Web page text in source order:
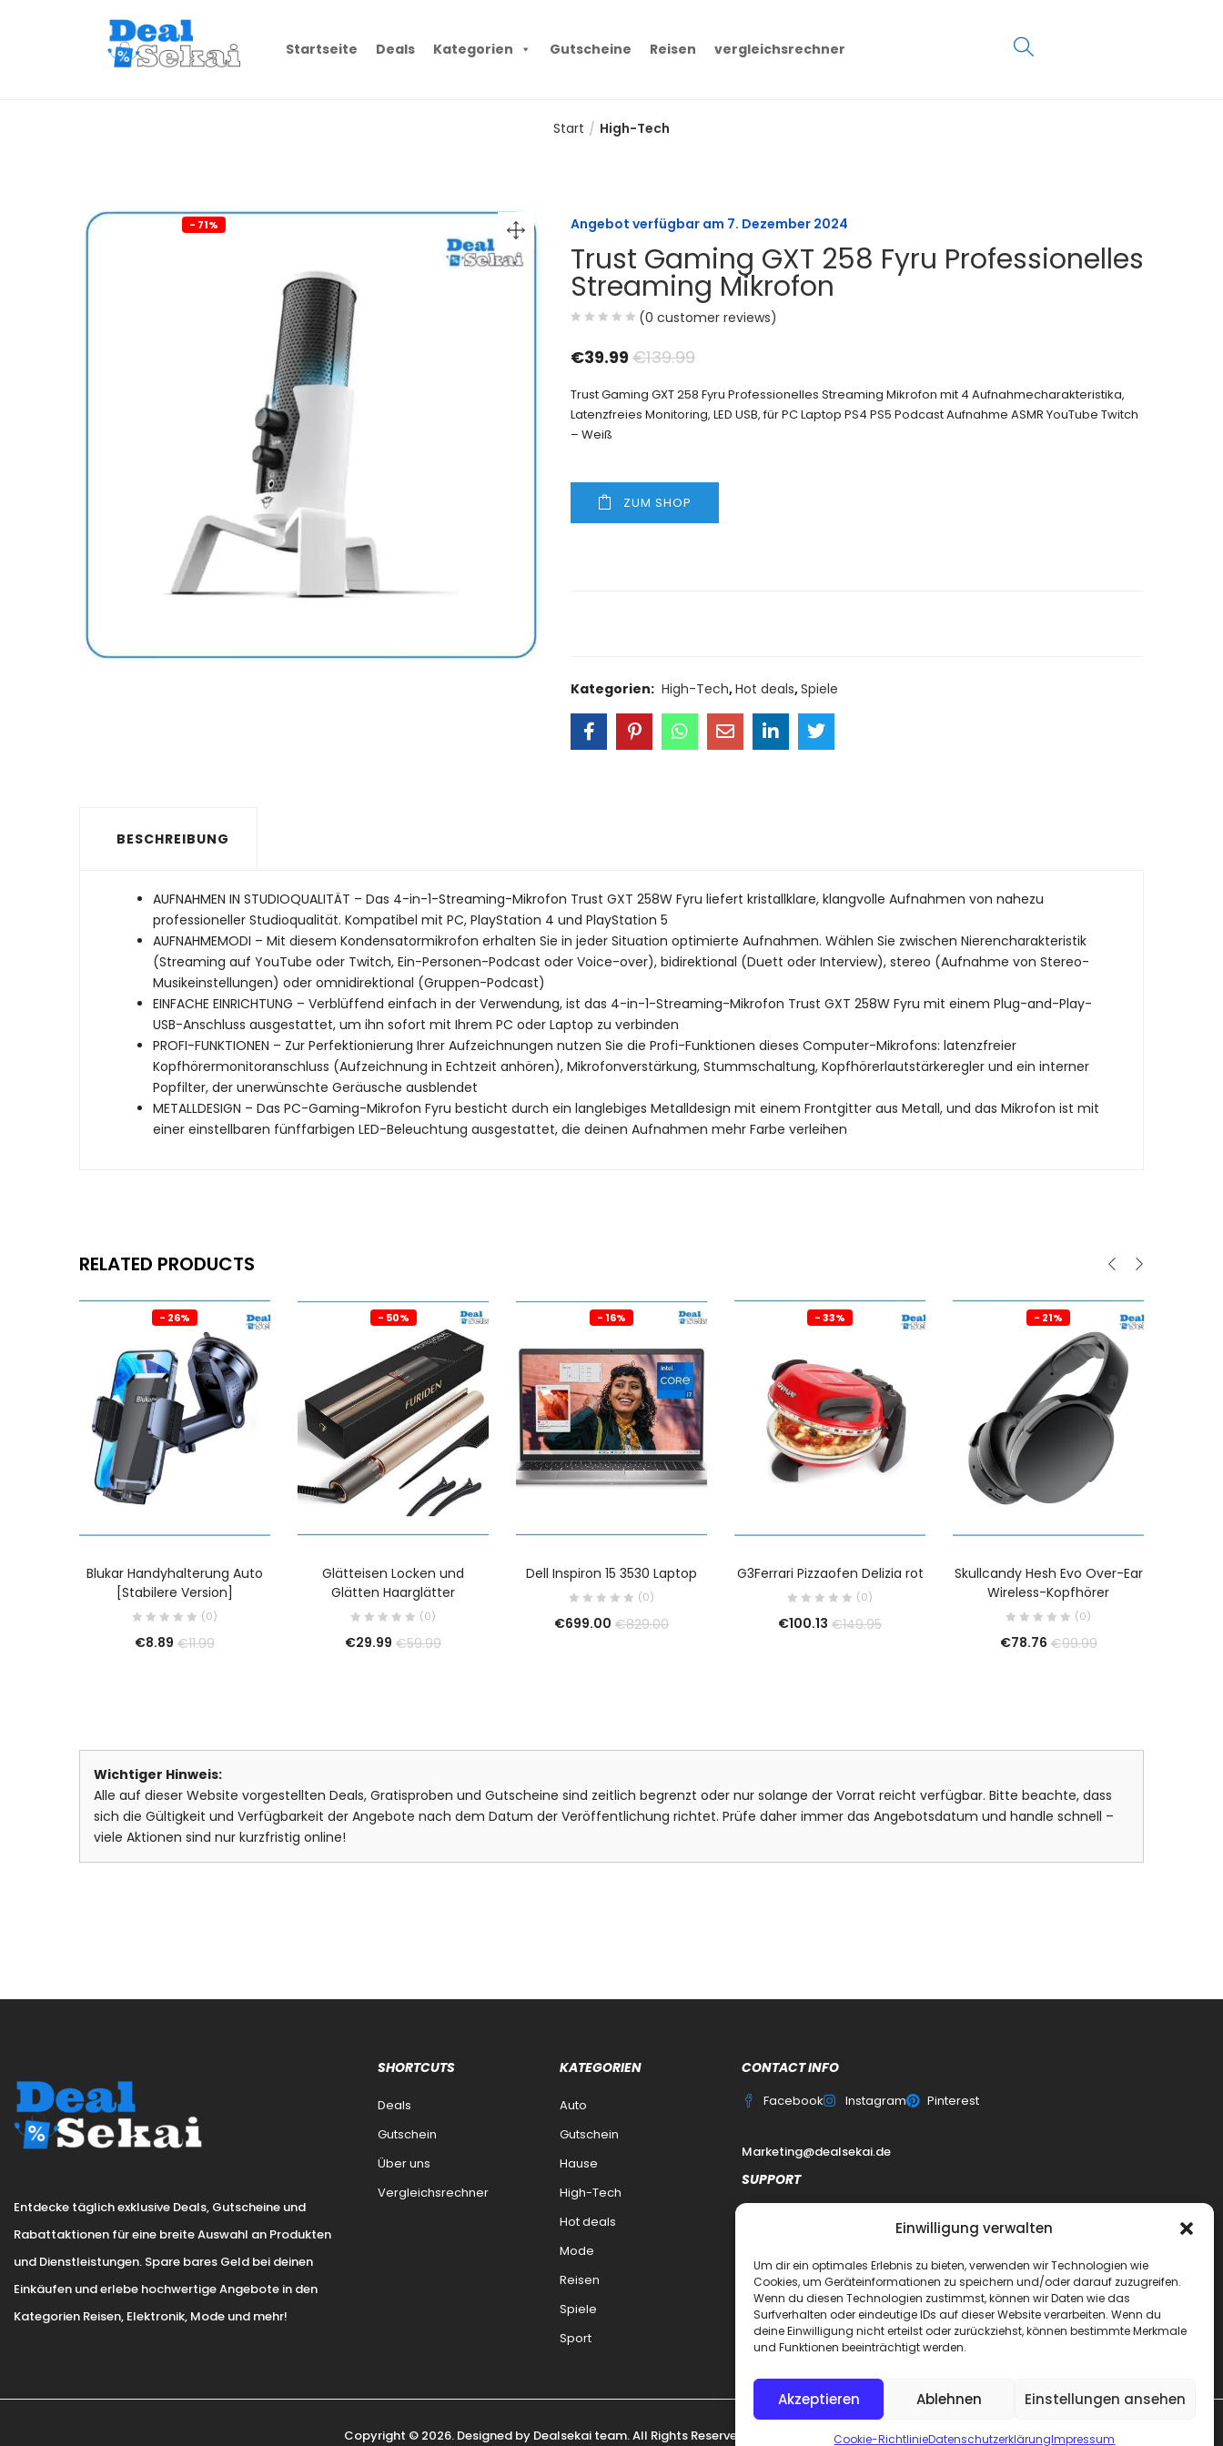
Einwilligung verwalten
Um dir ein optimales Erlebnis zu bieten, verwenden wir Technologien wie
Cookies, um Geräteinformationen zu speichern und/oder darauf zuzugreifen.
Wenn du diesen Technologien zustimmst, können wir Daten wie das
Surfverhalten oder eindeutige IDs auf dieser Website verarbeiten. Wenn du
deine Einwilligung nicht erteilst oder zurückziehst, können bestimmte Merkmale
und Funktionen beeinträchtigt werden.
Akzeptieren Ablehnen Einstellungen ansehen
Cookie-RichtlinieDatenschutzerklärungImpressum
Startseite Deals Kategorien Gutscheine Reisen vergleichsrechner
Start High-Tech
- 71% Angebot verfügbar am 7. Dezember 2024
Trust Gaming GXT 258 Fyru Professionelles
Streaming Mikrofon
(0 customer reviews)
€39.99€139.99
Trust Gaming GXT 258 Fyru Professionelles Streaming Mikrofon mit 4 Aufnahmecharakteristika,
Latenzfreies Monitoring, LED USB, für PC Laptop PS4 PS5 Podcast Aufnahme ASMR YouTube Twitch
– Weiß
ZUM SHOP
Kategorien: High-Tech,Hot deals,Spiele
BESCHREIBUNG
AUFNAHMEN IN STUDIOQUALITÄT – Das 4-in-1-Streaming-Mikrofon Trust GXT 258W Fyru liefert kristallklare, klangvolle Aufnahmen von nahezu
professioneller Studioqualität. Kompatibel mit PC, PlayStation 4 und PlayStation 5
AUFNAHMEMODI – Mit diesem Kondensatormikrofon erhalten Sie in jeder Situation optimierte Aufnahmen. Wählen Sie zwischen Nierencharakteristik
(Streaming auf YouTube oder Twitch, Ein-Personen-Podcast oder Voice-over), bidirektional (Duett oder Interview), stereo (Aufnahme von Stereo-
Musikeinstellungen) oder omnidirektional (Gruppen-Podcast)
EINFACHE EINRICHTUNG – Verblüffend einfach in der Verwendung, ist das 4-in-1-Streaming-Mikrofon Trust GXT 258W Fyru mit einem Plug-and-Play-
USB-Anschluss ausgestattet, um ihn sofort mit Ihrem PC oder Laptop zu verbinden
PROFI-FUNKTIONEN – Zur Perfektionierung Ihrer Aufzeichnungen nutzen Sie die Profi-Funktionen dieses Computer-Mikrofons: latenzfreier
Kopfhörermonitoranschluss (Aufzeichnung in Echtzeit anhören), Mikrofonverstärkung, Stummschaltung, Kopfhörerlautstärkeregler und ein interner
Popfilter, der unerwünschte Geräusche ausblendet
METALLDESIGN – Das PC-Gaming-Mikrofon Fyru besticht durch ein langlebiges Metalldesign mit einem Frontgitter aus Metall, und das Mikrofon ist mit
einer einstellbaren fünffarbigen LED-Beleuchtung ausgestattet, die deinen Aufnahmen mehr Farbe verleihen
RELATED PRODUCTS
- 26%
Blukar Handyhalterung Auto
[Stabilere Version]
(0)
€8.89 €11.99
- 50%
Glätteisen Locken und
Glätten Haarglätter
(0)
€29.99 €59.99
- 16%
Dell Inspiron 15 3530 Laptop
(0)
€699.00 €829.00
- 33%
G3Ferrari Pizzaofen Delizia rot
(0)
€100.13 €149.95
- 21%
Skullcandy Hesh Evo Over-Ear
Wireless-Kopfhörer
(0)
€78.76 €99.99
Wichtiger Hinweis:
Alle auf dieser Website vorgestellten Deals, Gratisproben und Gutscheine sind zeitlich begrenzt oder nur solange der Vorrat reicht verfügbar. Bitte beachte, dass
sich die Gültigkeit und Verfügbarkeit der Angebote nach dem Datum der Veröffentlichung richtet. Prüfe daher immer das Angebotsdatum und handle schnell –
viele Aktionen sind nur kurzfristig online!
Entdecke täglich exklusive Deals, Gutscheine und
Rabattaktionen für eine breite Auswahl an Produkten
und Dienstleistungen. Spare bares Geld bei deinen
Einkäufen und erlebe hochwertige Angebote in den
Kategorien Reisen, Elektronik, Mode und mehr!
SHORTCUTS
Deals
Gutschein
Über uns
Vergleichsrechner
KATEGORIEN
Auto
Gutschein
Hause
High-Tech
Hot deals
Mode
Reisen
Spiele
Sport
CONTACT INFO
Facebook Instagram Pinterest
Marketing@dealsekai.de
SUPPORT
Impressum
Haftungsausschluss
FAQ Dealsekai
Copyright © 2026. Designed by Dealsekai team. All Rights Reserved.